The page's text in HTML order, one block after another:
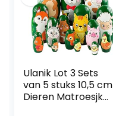
Ulanik Lot 3 Sets
van 5 stuks 10,5 cm
Dieren Matroesjka